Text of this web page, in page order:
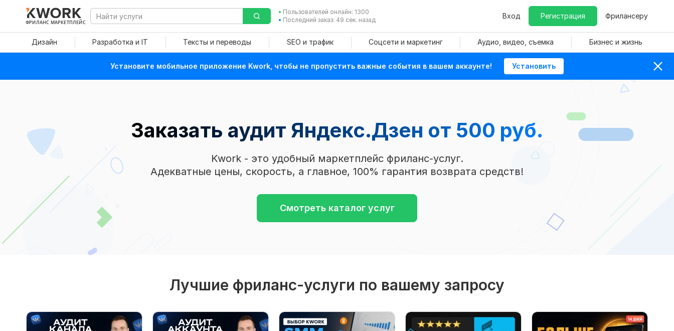
ФРИЛАНС МАРКЕТПЛЕЙС
Пользователей онлайн: 1300
Последний заказ: 49 сек. назад
Вход Регистрация Фрилансеру
Дизайн Разработка и IT Тексты и переводы SEO и трафик Соцсети и маркетинг Аудио, видео, съемка Бизнес и жизнь
Установите мобильное приложение Kwork, чтобы не пропустить важные события в вашем аккаунте! Установить
Заказать аудит Яндекс.Дзен от 500 руб.
Kwork - это удобный маркетплейс фриланс-услуг.
Адекватные цены, скорость, а главное, 100% гарантия возврата средств!
Смотреть каталог услуг
Лучшие фриланс-услуги по вашему запросу